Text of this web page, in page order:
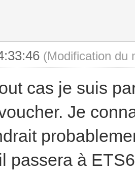
(Modification du
cas je suis
Je
passera à